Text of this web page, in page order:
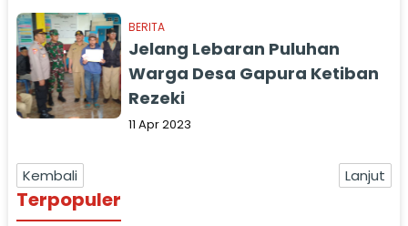
BERITA
Jelang Lebaran Puluhan
Warga Desa Gapura Ketiban
Rezeki
11 Apr 2023
Kembali Lanjut
Terpopuler